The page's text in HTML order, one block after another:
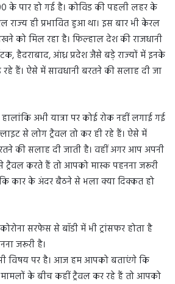
के पार हो गई है। कोव‍िड की पहली लहर के
राज्‍य ही प्रभाव‍ित हुआ था। इस बार भी केरल
को म‍िल रहा है। फ‍िल्‍हाल देश की राजधानी
हैदराबाद, आंध्र प्रदेश जैसे बड़े राज्‍यों में इनके
हैं। ऐसे में सावधानी बरतने की सलाह दी जा
अभी यात्रा पर कोई रोक नहीं लगाई गई
से लोग ट्रैवल तो कर ही रहे हैं। ऐसे में
की सलाह दी जाती है। वहीं अगर आप अपनी
ट्रैवल करते हैं तो आपको मास्क पहनना जरूरी
कार के अंदर बैठने से भला क्‍या द‍िक्‍कत हो
सरफेस से बॉडी में भी ट्रांसफर होता है
जरूरी है।
व‍िषय पर है। आज हम आपको बताएंगे क‍ि
के बीच कहीं ट्रैवल कर रहे हैं तो आपको